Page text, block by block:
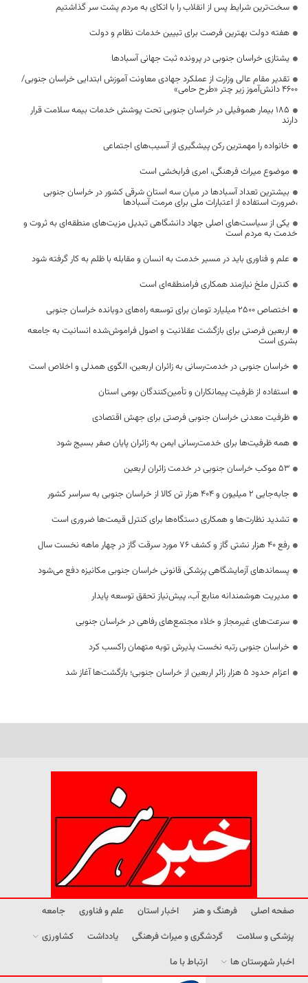
سخت‌ترین شرایط پس از انقلاب را با اتکای به مردم پشت سر گذاشتیم
هفته دولت بهترین فرصت برای تبیین خدمات نظام و دولت
یشتازی خراسان جنوبی در پرونده ثبت جهانی آسبادها
تقدیر مقام عالی وزارت از عملکرد جهادی معاونت آموزش ابتدایی خراسان جنوبی/
۴۶۰۰ دانش‌آموز زیر چتر «طرح حامی»
۱۸۵ بیمار هموفیلی در خراسان جنوبی تحت پوشش خدمات بیمه سلامت قرار
دارند
خانواده را مهمترین رکن پیشگیری از آسیب‌های اجتماعی
موضوع میراث فرهنگی، امری فرابخشی است
بیشترین تعداد آسبادها در میان سه استان شرقی کشور در خراسان جنوبی
،ضرورت استفاده از اعتبارات ملی برای مرمت آسبادها
یکی از سیاست‌های اصلی جهاد دانشگاهی تبدیل مزیت‌های منطقه‌ای به ثروت و
خدمت به مردم است
علم و فناوری باید در مسیر خدمت به انسان و مقابله با ظلم به کار گرفته شود
کنترل ملخ نیازمند همکاری فرامنطقه‌ای است
اختصاص 2500 میلیارد تومان برای توسعه راه‌های دوبانده خراسان جنوبی
اربعین فرصتی برای بازگشت عقلانیت و اصول فراموش‌شده انسانیت به جامعه
بشری است
خراسان جنوبی در خدمت‌رسانی به زائران اربعین، الگوی همدلی و اخلاص است
استفاده از ظرفیت پیمانکاران و تأمین‌کنندگان بومی استان
ظرفیت معدنی خراسان جنوبی فرصتی برای جهش اقتصادی
همه ظرفیت‌ها برای خدمت‌رسانی ایمن به زائران پایان صفر بسیج شود
53 موکب خراسان جنوبی در خدمت زائران اربعین
جابه‌جایی 2 میلیون و 404 هزار تن کالا از خراسان جنوبی به سراسر کشور
تشدید نظارت‌ها و همکاری دستگاه‌ها برای کنترل قیمت‌ها ضروری است
رفع 40 هزار نشتی گاز و کشف 76 مورد سرقت گاز در چهار ماهه نخست سال
پسماندهای آزمایشگاهی پزشکی قانونی خراسان جنوبی مکانیزه دفع می‌شود
مدیریت هوشمندانه منابع آب، پیش‌نیاز تحقق توسعه پایدار
سرعت‌های غیرمجاز و خلاء مجتمع‌های رفاهی در خراسان جنوبی
خراسان جنوبی رتبه نخست پذیرش توبه متهمان راکسب کرد
اعزام حدود 5 هزار زائر اربعین از خراسان جنوبی؛ بازگشت‌ها آغاز شد
صفحه اصلی فرهنگ و هنر اخبار استان علم و فناوری
جامعه
پزشکی و سلامت
گردشگری و میراث فرهنگی یادداشت
کشاورزی
اخبار شهرستان ها
ارتباط با ما